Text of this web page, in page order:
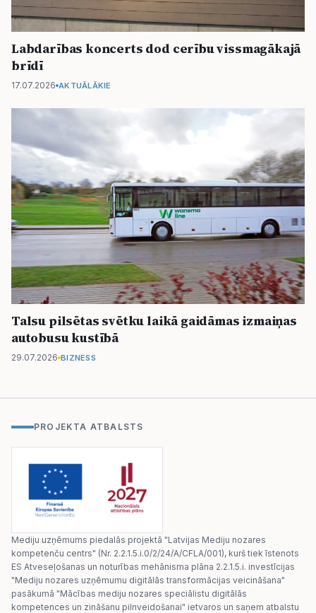
Labdarības koncerts dod cerību vissmagākajā
brīdī
17.07.2026 AKTUĀLĀKIE
Talsu pilsētas svētku laikā gaidāmas izmaiņas
autobusu kustībā
29.07.2026 BIZNESS
PROJEKTA ATBALSTS
Mediju uzņēmums piedalās projektā "Latvijas Mediju nozares
kompetenču centrs" (Nr. 2.2.1.5.i.0/2/24/A/CFLA/001), kurš tiek īstenots
ES Atveseļošanas un noturības mehānisma plāna 2.2.1.5.i. investīcijas
"Mediju nozares uzņēmumu digitālās transformācijas veicināšana"
pasākumā "Mācības mediju nozares speciālistu digitālās
kompetences un zināšanu pilnveidošanai" ietvaros un saņem atbalstu